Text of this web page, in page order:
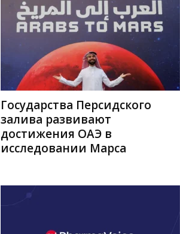
Государства Персидского
залива развивают
достижения ОАЭ в
исследовании Марса